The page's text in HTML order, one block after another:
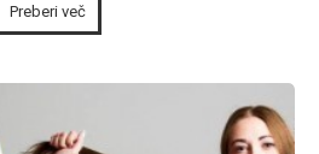
Preberi več